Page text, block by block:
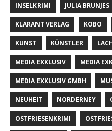
INSELKRIMI JULIA BRUNJES
KLARANT VERLAG KOBO
KUNST KÜNSTLER
MEDIA EXKLUSIV MEDIA
MEDIA EXKLUSIV GMBH
NEUHEIT NORDERNEY
OSTFRIESENKRIMI